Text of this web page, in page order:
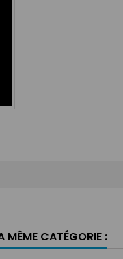
MÊME CATÉGORIE :